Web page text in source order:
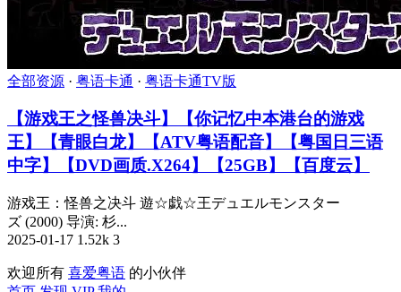
全部资源 · 粤语卡通 · 粤语卡通TV版
【游戏王之怪兽决斗】【你记忆中本港台的游戏
王】【青眼白龙】【ATV粤语配音】【粤国日三语
中字】【DVD画质.X264】【25GB】【百度云】
游戏王：怪兽之决斗 遊☆戯☆王デュエルモンスター
ズ (2000) 导演: 杉...
2025-01-17 1.52k 3
欢迎所有 喜爱粤语 的小伙伴